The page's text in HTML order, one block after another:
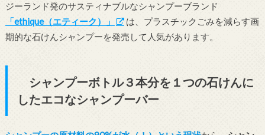
ジーランド発のサスティナブルなシャンプーブランド
「ethique（エティーク）」
は、プラスチックごみを減らす画
期的な石けんシャンプーを発売して人気があります。
シャンプーボトル３本分を１つの石けんに
したエコなシャンプーバー